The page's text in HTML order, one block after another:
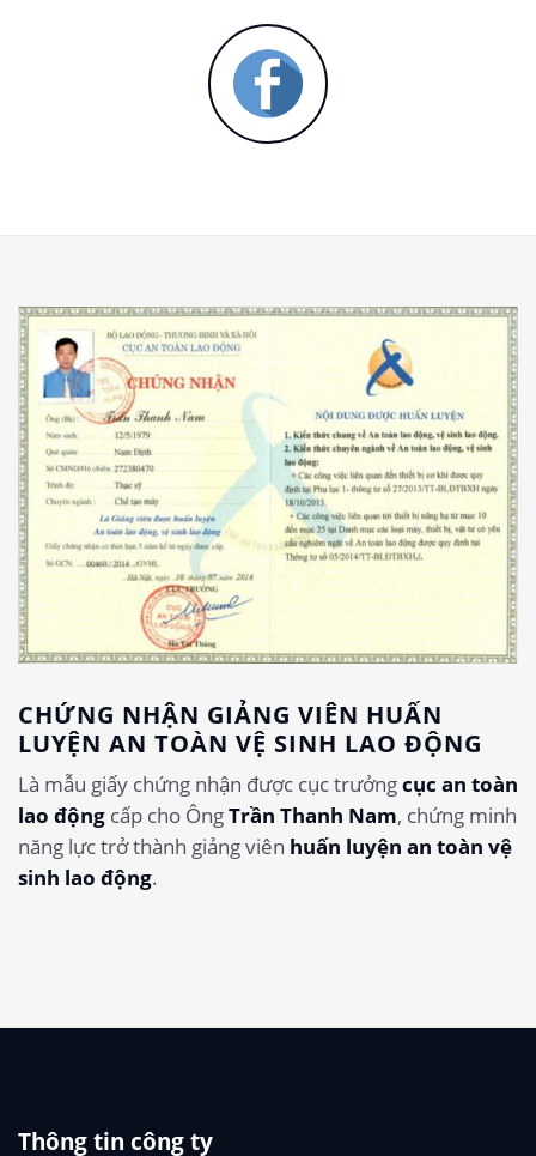
CHỨNG NHẬN GIẢNG VIÊN HUẤN
LUYỆN AN TOÀN VỆ SINH LAO ĐỘNG
Là mẫu giấy chứng nhận được cục trưởngcục an toàn
lao động cấp cho ÔngTrần Thanh Nam, chứng minh
năng lực trở thành giảng viên huấn luyện an toàn vệ
sinh lao động.
Thông tin công ty